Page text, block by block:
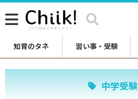
知育のタネ 習い事・受験
中学受験